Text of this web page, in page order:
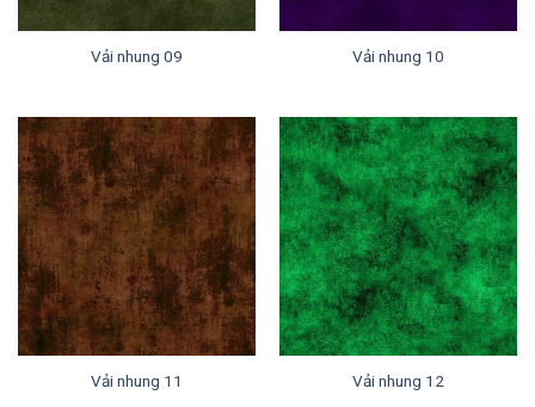
Vải nhung 09 Vải nhung 10
Vải nhung 11 Vải nhung 12